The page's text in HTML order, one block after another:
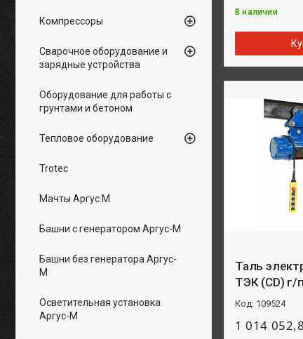
В наличии
Таль
ТЭК (CD) г/
109524
1 014
Компрессоры
Сварочное оборудование и
зарядные устройства
Оборудование для работы с
грунтами и бетоном
Тепловое оборудование
Trotec
Мачты Аргус М
Башни с генератором Аргус-М
Башни без генератора Аргус-
М
Осветительная установка
Аргус-М